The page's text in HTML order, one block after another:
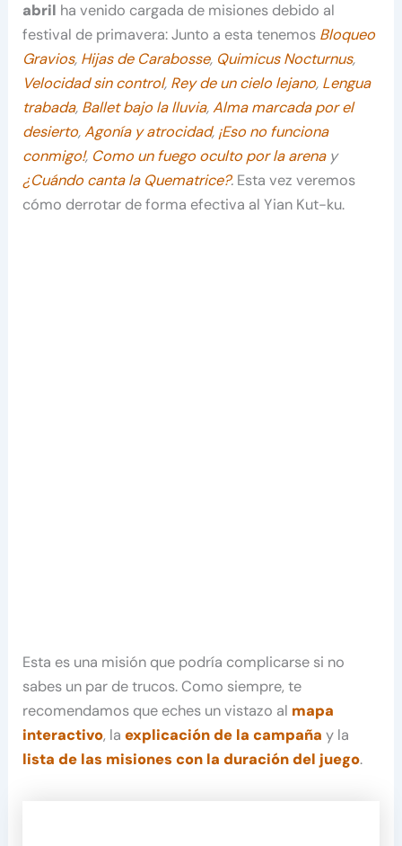
abril ha venido cargada de misiones debido al
festival de primavera: Junto a esta tenemos Bloqueo
Gravios, Hijas de Carabosse, Quimicus Nocturnus,
Velocidad sin control, Rey de un cielo lejano, Lengua
trabada, Ballet bajo la lluvia,Alma marcada por el
desierto,Agonía y atrocidad, ¡Eso no funciona
conmigo!, Como un fuego oculto por la arenay
¿Cuándo canta la Quematrice?. Esta vez veremos
cómo derrotar de forma efectiva al Yian Kut-ku.
Esta es una misión que podría complicarse si no
sabes un par de trucos. Como siempre, te
recomendamos que eches un vistazo al mapa
interactivo, laexplicación de la campaña y la
lista de las misiones con la duración del juego.